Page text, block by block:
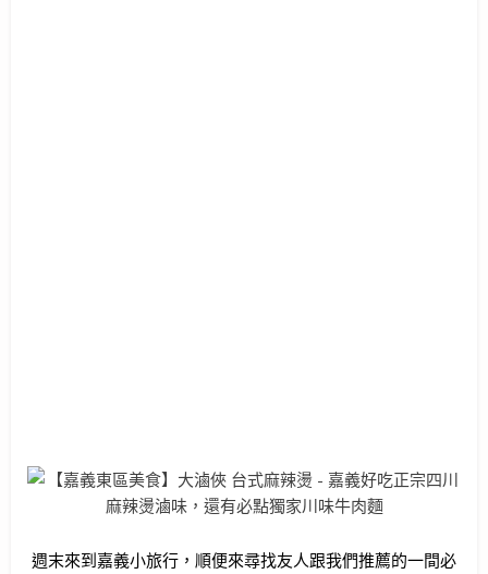
週末來到嘉義小旅行，順便來尋找友人跟我們推薦的一間必